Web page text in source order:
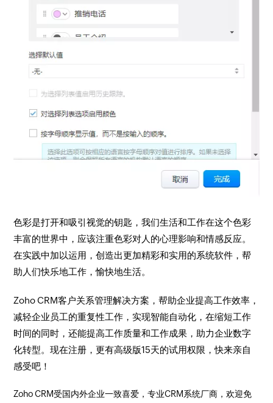
色彩是打开和吸引视觉的钥匙，我们生活和工作在这个色彩
丰富的世界中，应该注重色彩对人的心理影响和情感反应。
在实践中加以运用，创造出更加精彩和实用的系统软件，帮
助人们快乐地工作，愉快地生活。
Zoho CRM客户关系管理解决方案，帮助企业提高工作效率，
减轻企业员工的重复性工作，实现智能自动化，在缩短工作
时间的同时，还能提高工作质量和工作成果，助力企业数字
化转型。现在注册，更有高级版15天的试用权限，快来亲自
感受吧！
Zoho CRM受国内外企业一致喜爱，专业CRM系统厂商，欢迎免